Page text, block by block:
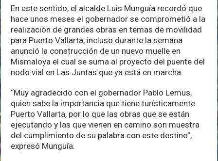
En este sentido, el alcalde Luis Munguía recordó que
hace unos meses el gobernador se comprometió a la
realización de grandes obras en temas de movilidad
para Puerto Vallarta, incluso durante la semana
anunció la construcción de un nuevo muelle en
Mismaloya el cual se suma al proyecto del puente del
nodo vial en Las Juntas que ya está en marcha.
“Muy agradecido con el gobernador Pablo Lemus,
quien sabe la importancia que tiene turísticamente
Puerto Vallarta, por lo que las obras que se están
ejecutando y las que vienen en camino son muestra
del cumplimiento de su palabra con este destino”,
expresó Munguía.